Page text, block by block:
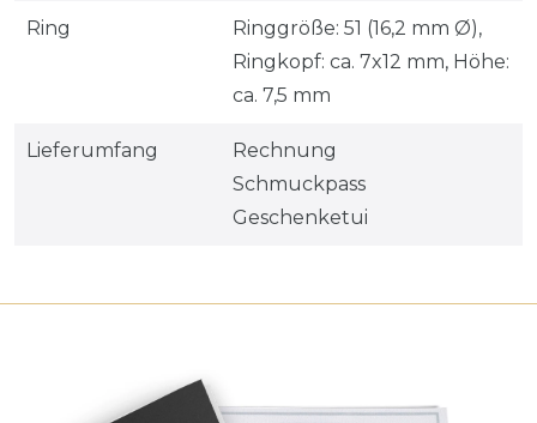
Ring
Ringgröße: 51 (16,2 mm Ø),
Ringkopf: ca. 7x12 mm, Höhe:
ca. 7,5 mm
Lieferumfang
Rechnung
Schmuckpass
Geschenketui